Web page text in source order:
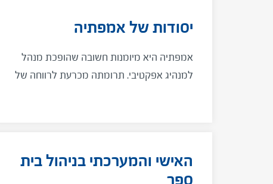
יסודות של אמפתיה
אמפתיה היא מיומנות חשובה שהופכת מנהל
למנהיג אפקטיבי. תרומתה מכרעת לרווחה של
האישי והמערכתי בניהול בית
ספר